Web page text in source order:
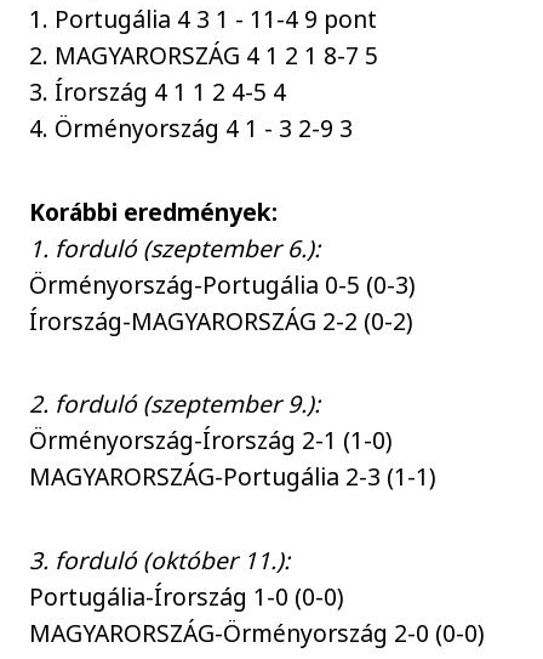
1. Portugália 4 3 1 - 11-4 9 pont
2. MAGYARORSZÁG 4 1 2 1 8-7 5
3. Írország 4 1 1 2 4-5 4
4. Örményország 4 1 - 3 2-9 3
Korábbi eredmények:
1. forduló (szeptember 6.):
Örményország-Portugália 0-5 (0-3)
Írország-MAGYARORSZÁG 2-2 (0-2)
2. forduló (szeptember 9.):
Örményország-Írország 2-1 (1-0)
MAGYARORSZÁG-Portugália 2-3 (1-1)
3. forduló (október 11.):
Portugália-Írország 1-0 (0-0)
MAGYARORSZÁG-Örményország 2-0 (0-0)